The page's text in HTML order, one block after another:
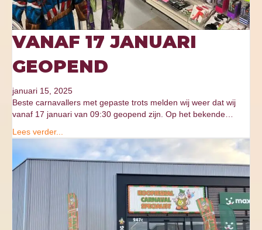
VANAF 17 JANUARI
GEOPEND
januari 15, 2025
Beste carnavallers met gepaste trots melden wij weer dat wij
vanaf 17 januari van 09:30 geopend zijn. Op het bekende…
Lees verder...